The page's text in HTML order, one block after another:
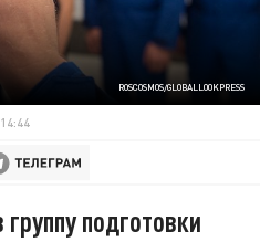
ROSCOSMOS/GLOBALLOOKPRESS
подготовки